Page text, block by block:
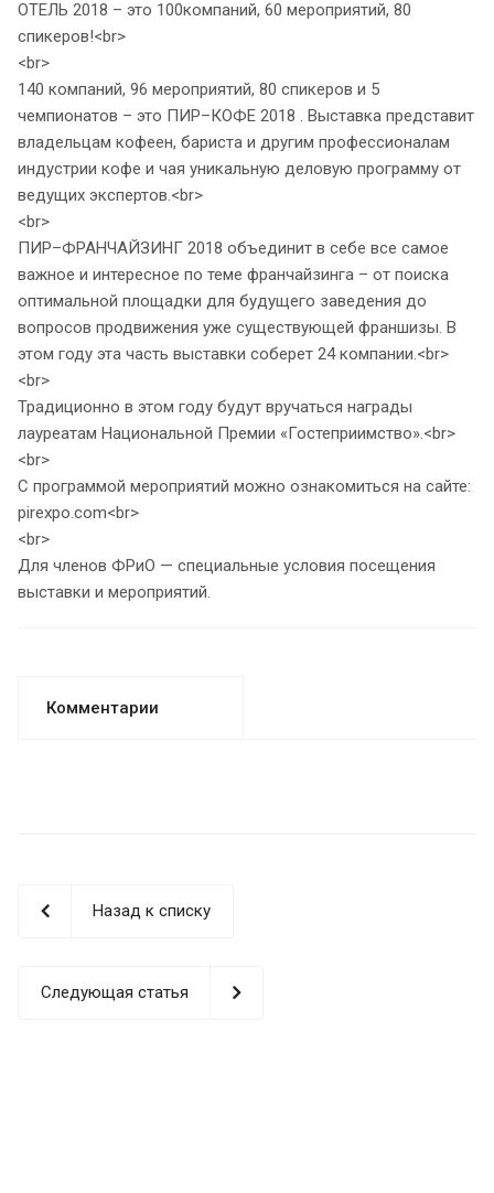
ОТЕЛЬ 2018 – это 100компаний, 60 мероприятий, 80
спикеров!<br>
<br>
140 компаний, 96 мероприятий, 80 спикеров и 5
чемпионатов – это ПИР–КОФЕ 2018 . Выставка представит
владельцам кофеен, бариста и другим профессионалам
индустрии кофе и чая уникальную деловую программу от
ведущих экспертов.<br>
<br>
ПИР–ФРАНЧАЙЗИНГ 2018 объединит в себе все самое
важное и интересное по теме франчайзинга – от поиска
оптимальной площадки для будущего заведения до
вопросов продвижения уже существующей франшизы. В
этом году эта часть выставки соберет 24 компании.<br>
<br>
Традиционно в этом году будут вручаться награды
лауреатам Национальной Премии «Гостеприимство».<br>
<br>
С программой мероприятий можно ознакомиться на сайте:
pirexpo.com<br>
<br>
Для членов ФРиО — специальные условия посещения
выставки и мероприятий.
Комментарии
Назад к списку
Следующая статья